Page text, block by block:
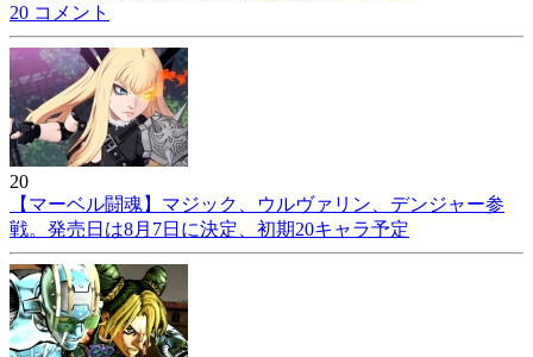
20 コメント
20
【マーベル闘魂】マジック、ウルヴァリン、デンジャー参
戦。発売日は8月7日に決定、初期20キャラ予定